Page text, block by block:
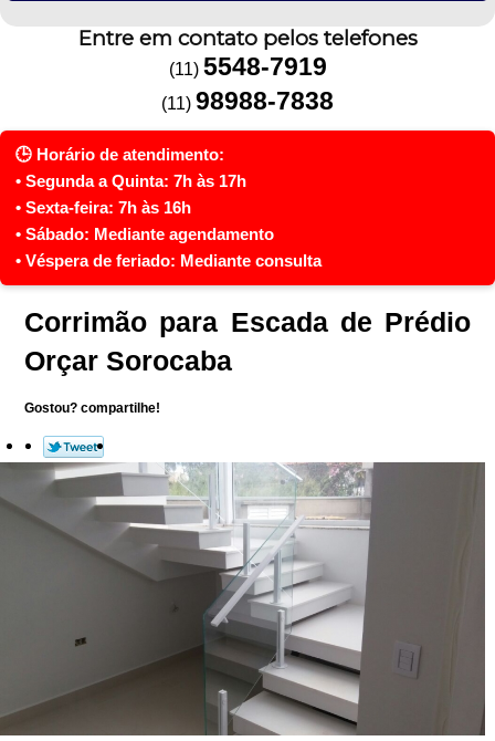
Entre em contato pelos telefones
(11) 5548-7919
(11) 98988-7838
Corrimão para Escada de Prédio
Orçar Sorocaba
Gostou? compartilhe!